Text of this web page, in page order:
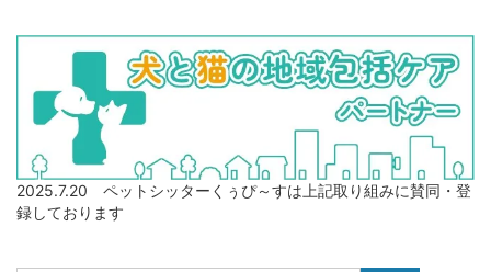
2025.7.20 ペットシッターくぅぴ～すは上記取り組みに賛同・登
録しております